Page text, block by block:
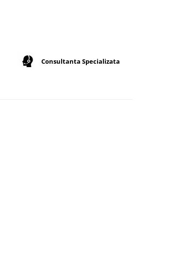
Consultanta Specializata